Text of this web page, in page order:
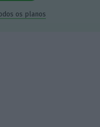
os planos